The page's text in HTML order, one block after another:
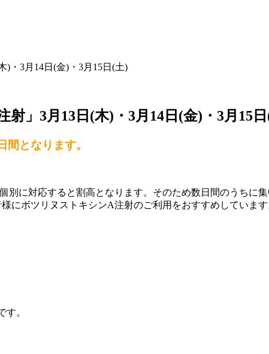
)・3月14日(金)・3月15日(土)
」3月13日(木)・3月14日(金)・3月15
間となります。
別に対応すると割高となります。そのため数日間のうちに
にボツリヌストキシンA注射のご利用をおすすめしています
す。